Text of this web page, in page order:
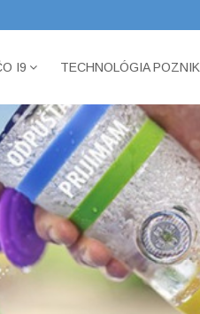
I9 TECHNOLÓGIA POZNIK